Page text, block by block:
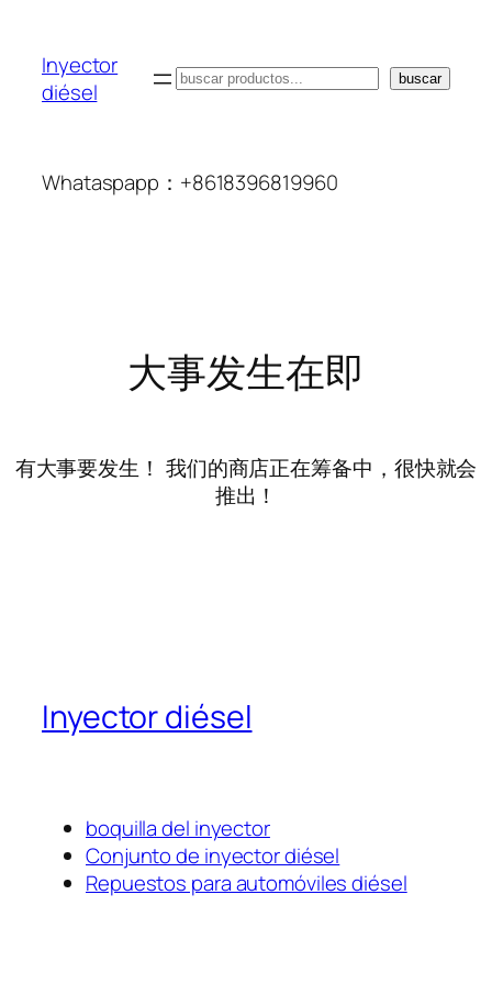
Inyector
diésel
搜
buscar
Whataspapp：+8618396819960
大事发生在即
有大事要发生！ 我们的商店正在筹备中，很快就会
推出！
Inyector diésel
boquilla del inyector
Conjunto de inyector diésel
Repuestos para automóviles diésel